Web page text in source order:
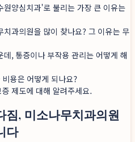
원양심치과'로 불리는 가장 큰 이유는
치과의원을 많이 찾나요? 그 이유는 무
, 통증이나 부작용 관리는 어떻게 해
용은 어떻게 되나요?
제도에 대해 알려주세요.
짐, 미소나무치과의원
다